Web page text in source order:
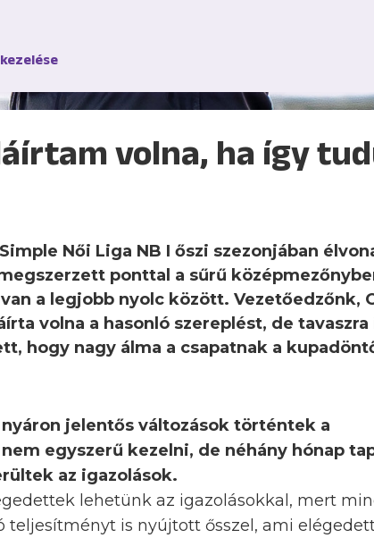
volna, ha így
Női Liga NB I őszi szezonjában
ponttal a sűrű
a legjobb nyolc között. Vezetőedzőnk,
volna a hasonló szereplést, de tavaszra
hogy nagy álma a csapatnak a
nyáron jelentős változások történtek a
egyszerű kezelni, de néhány hónap
az igazolások.
lehetünk az igazolásokkal, mert
teljesítményt is nyújtott ősszel, ami